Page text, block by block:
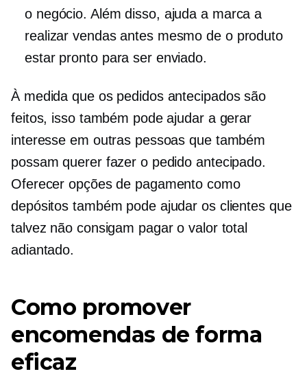
o negócio. Além disso, ajuda a marca a
realizar vendas antes mesmo de o produto
estar pronto para ser enviado.
À medida que os pedidos antecipados são
feitos, isso também pode ajudar a gerar
interesse em outras pessoas que também
possam querer fazer o pedido antecipado.
Oferecer opções de pagamento como
depósitos também pode ajudar os clientes que
talvez não consigam pagar o valor total
adiantado.
Como promover
encomendas de forma
eficaz